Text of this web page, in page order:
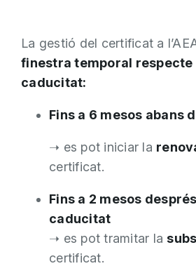
La gestió del certificat a
finestra temporal respecte
caducitat:
Fins a 6 mesos abans
➝ es pot iniciar la
certificat.
Fins a 2 mesos
caducitat
➝ es pot tramitar la
certificat.